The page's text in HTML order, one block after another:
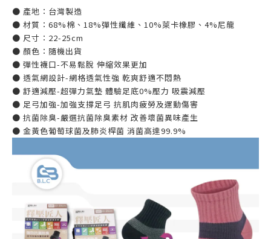
● 產地：台灣製造
● 材質：68%棉、18%彈性纖維、10%萊卡橡膠、4%尼龍
● 尺寸：22-25cm
● 顏色：隨機出貨
● 彈性襪口-不易鬆脫 伸縮效果更加
● 透氣網設計-網格透氣性強 乾爽舒適不悶熱
● 舒適減壓-超彈力氣墊 體驗足底0%壓力 吸震減壓
● 足弓加強-加強支撐足弓 抗肌肉疲勞及運動傷害
● 抗菌除臭-嚴選抗菌除臭素材 改善壞菌異味產生
● 金黃色葡萄球菌及肺炎桿菌 消菌高達99.9%